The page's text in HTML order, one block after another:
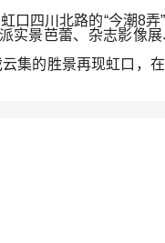
四川北路的“今潮8弄
实景芭蕾、杂志影像
集的胜景再现虹口，